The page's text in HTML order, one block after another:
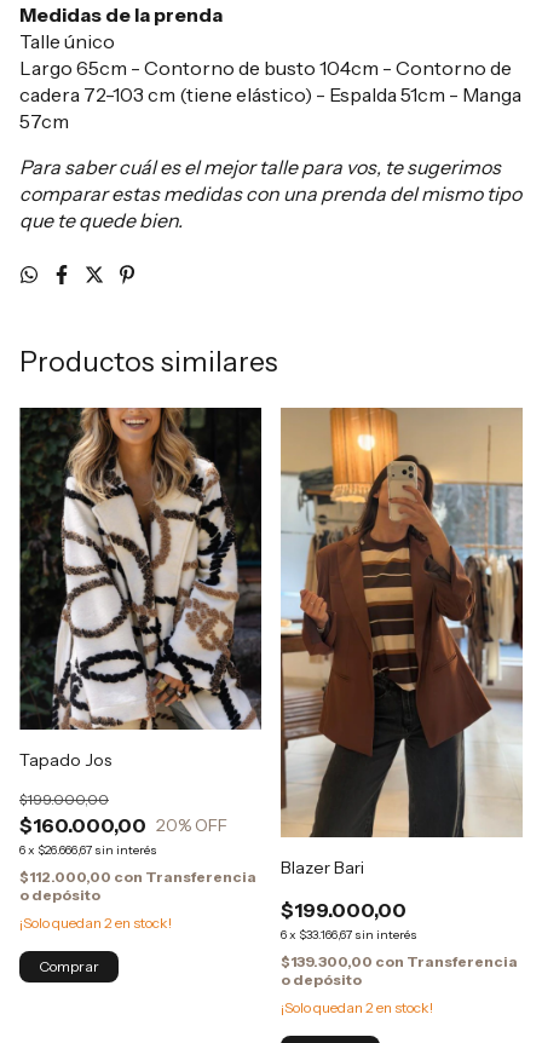
Medidas de la prenda
Talle único
Largo 65cm - Contorno de busto 104cm - Contorno de
cadera 72-103 cm (tiene elástico) - Espalda 51cm - Manga
57cm
Para saber cuál es el mejor talle para vos, te sugerimos
comparar estas medidas con una prenda del mismo tipo
que te quede bien.
Productos similares
Tapado Jos
$160.000,00
$199.000,00
20% OFF
6x $26.666,67 sin interés
$112.000,00 con Transferencia
o depósito
¡Solo quedan 2 en stock!
Blazer Bari
$199.000,00
6x $33.166,67 sin interés
$139.300,00 con Transferencia
o depósito
¡Solo quedan 2en stock!